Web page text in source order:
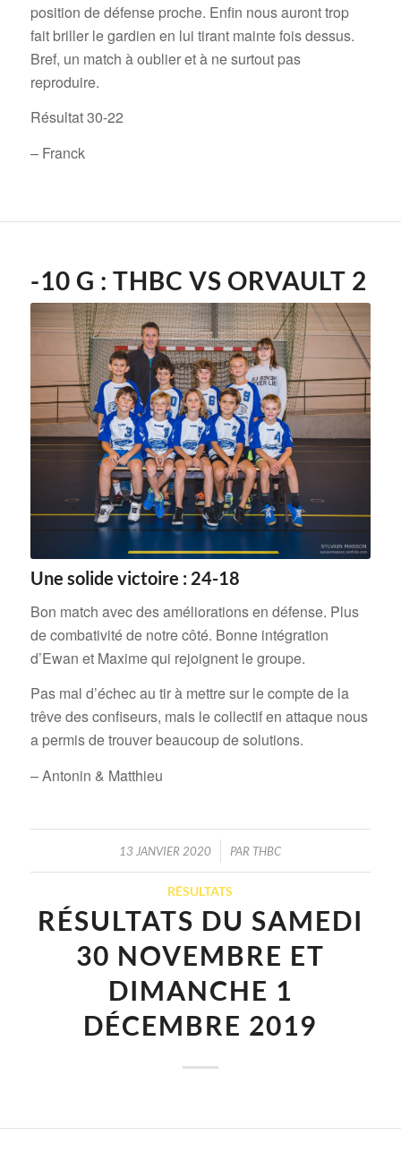
position de défense proche. Enfin nous auront trop
fait briller le gardien en lui tirant mainte fois dessus.
Bref, un match à oublier et à ne surtout pas
reproduire.
Résultat 30-22
– Franck
-10 G : THBC VS ORVAULT 2
Une solide victoire : 24-18
Bon match avec des améliorations en défense. Plus
de combativité de notre côté. Bonne intégration
d’Ewan et Maxime qui rejoignent le groupe.
Pas mal d’échec au tir à mettre sur le compte de la
trêve des confiseurs, mais le collectif en attaque nous
a permis de trouver beaucoup de solutions.
– Antonin & Matthieu
13 JANVIER 2020
/ PAR THBC
RÉSULTATS
RÉSULTATS DU SAMEDI
30 NOVEMBRE ET
DIMANCHE 1
DÉCEMBRE 2019